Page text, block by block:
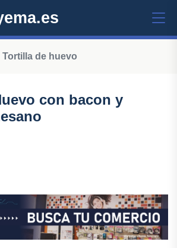
Tortilla de huevo
con bacon y